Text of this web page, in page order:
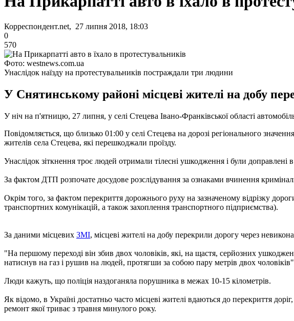
Корреспондент.net, 27 липня 2018, 18:03
0
570
Фото: westnews.com.ua
Унаслідок наїзду на протестувальників постраждали три людини
У Снятинському районі місцеві жителі на добу
У ніч на п'ятницю, 27 липня, у селі Стецева Івано-Франківської області
Повідомляється, що близько 01:00 у селі Стецева на дорозі регіонального
жителів села Стецева, які перешкоджали проїзду.
Унаслідок зіткнення троє людей отримали тілесні ушкодження і були доправлені
За фактом ДТП розпочате досудове розслідування за ознаками вчинення
Окрім того, за фактом перекриття дорожнього руху на зазначеному відрізку
транспортних комунікацій, а також захоплення транспортного підприємства).
За даними місцевих ЗМІ, місцеві жителі на добу перекрили дорогу через
"На першому переході він збив двох чоловіків, які, на щастя, серйозних
натиснув на газ і рушив на людей, протягши за собою пару метрів двох
Люди кажуть, що поліція наздоганяла порушника в межах 10-15 кілометрів.
Як відомо, в Україні достатньо часто місцеві жителі вдаються до перекриття
ремонт якої триває з травня минулого року.